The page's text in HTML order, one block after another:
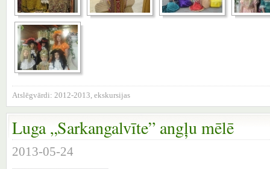
Atslēgvārdi: 2012-2013 ekskursijas
Luga „Sarkangalvīte” angļu mēlē
2013-05-24